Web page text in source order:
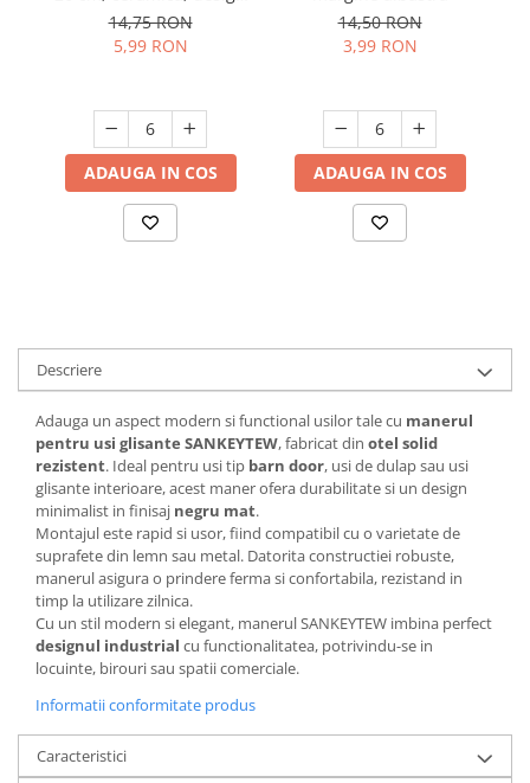
Suporturi si servetele
Termosuri si cani termos
Tigai si seturi
Tirbusoane si dopuri
Vaze si boluri decorative
Vesela unica folosinta
Suporturi si accesorii de baie
modern, rezistenta, usor
de curatat
14,75 RON
5,99 RON
ADAUGA IN COS
14,50 RON
3,99 RON
ADAUGA IN COS
Descriere
Adauga un aspect modern si functional usilor tale cu manerul
pentru usi glisante SANKEYTEW, fabricat din otel solid
rezistent. Ideal pentru usi tip barn door, usi de dulap sau usi
glisante interioare, acest maner ofera durabilitate si un design
minimalist in finisaj negru mat.
Montajul este rapid si usor, fiind compatibil cu o varietate de
suprafete din lemn sau metal. Datorita constructiei robuste,
manerul asigura o prindere ferma si confortabila, rezistand in
timp la utilizare zilnica.
Cu un stil modern si elegant, manerul SANKEYTEW imbina perfect
designul industrial cu functionalitatea, potrivindu-se in
locuinte, birouri sau spatii comerciale.
Informatii conformitate produs
Caracteristici